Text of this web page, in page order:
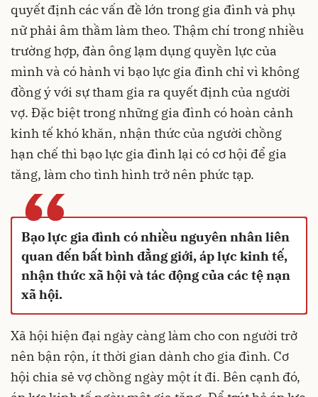
quyết định các vấn đề lớn trong gia đình và phụ
nữ phải âm thầm làm theo. Thậm chí trong nhiều
trường hợp, đàn ông lạm dụng quyền lực của
mình và có hành vi bạo lực gia đình chỉ vì không
đồng ý với sự tham gia ra quyết định của người
vợ. Đặc biệt trong những gia đình có hoàn cảnh
kinh tế khó khăn, nhận thức của người chồng
hạn chế thì bạo lực gia đình lại có cơ hội để gia
tăng, làm cho tình hình trở nên phức tạp.
“
Bạo lực gia đình có nhiều nguyên nhân liên
quan đến bất bình đẳng giới, áp lực kinh tế,
nhận thức xã hội và tác động của các tệ nạn
xã hội.
Xã hội hiện đại ngày càng làm cho con người trở
nên bận rộn, ít thời gian dành cho gia đình. Cơ
hội chia sẻ vợ chồng ngày một ít đi. Bên cạnh đó,